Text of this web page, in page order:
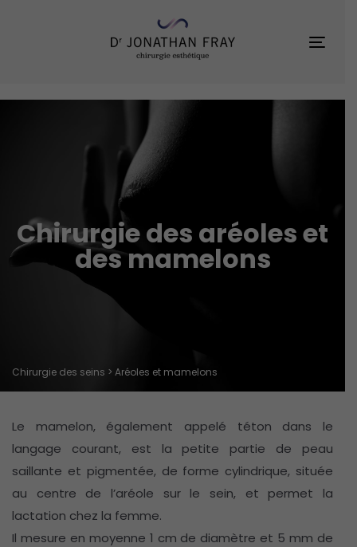
Skip
Chirurgie des aréoles et
des mamelons
Chirurgie des seins > Aréoles et mamelons
Le mamelon, également appelé téton dans le
langage courant, est la petite partie de peau
saillante et pigmentée, de forme cylindrique, située
au centre de l’aréole sur le sein, et permet la
lactation chez la femme.
Il mesure en moyenne 1 cm de diamètre et 5 mm de